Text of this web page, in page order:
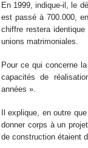
En 1999, indique-il, le
est passé à 700.000,
chiffre restera
unions matrimoniales.
Pour ce qui concerne
capacités de
années ».
Il explique, en outre
donner corps à un
de construction étaient